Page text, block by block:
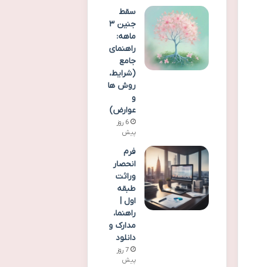
سقط
جنین ۳
ماهه:
راهنمای
جامع
(شرایط،
روش ها
و
عوارض)
6 روز
پیش
فرم
انحصار
وراثت
طبقه
اول |
راهنما،
مدارک و
دانلود
7 روز
پیش